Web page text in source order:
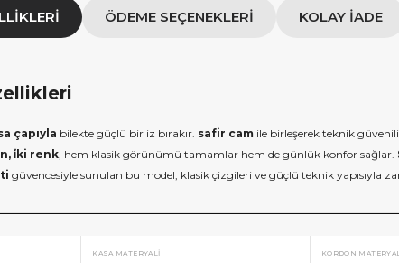
ÖDEME SEÇENEKLERI KOLAY İADE
çapıyla bilekte güçlü bir iz bırakır. safir cam ile birleşerek teknik
i̇ki renk, hem klasik görünümü tamamlar hem de günlük konfor sağlar.
güvencesiyle sunulan bu model, klasik çizgileri ve güçlü teknik yapısıyla
KASA MATERYALI KORDON